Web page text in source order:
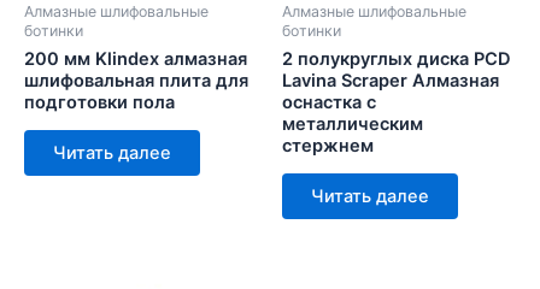
Алмазные шлифовальные
ботинки
200 мм Klindex алмазная
шлифовальная плита для
подготовки пола
Читать далее
Алмазные шлифовальные
ботинки
2 полукруглых диска PCD
Lavina Scraper Алмазная
оснастка с
металлическим
стержнем
Читать далее